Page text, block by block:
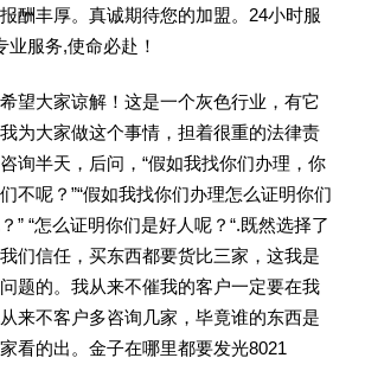
酬丰厚。真诚期待您的加盟。24小时服
业服务,使命必赴！
望大家谅解！这是一个灰色行业，有它
为大家做这个事情，担着很重的法律责
询半天，后问，“假如我找你们办理，你
不呢？”“假如我找你们办理怎么证明你们
” “怎么证明你们是好人呢？“.既然选择了
们信任，买东西都要货比三家，这我是
题的。我从来不催我的客户一定要在我
来不客户多咨询几家，毕竟谁的东西是
看的出。金子在哪里都要发光8021